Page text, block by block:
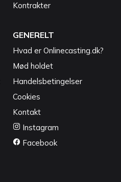
Kontrakter
GENERELT
Hvad er Onlinecasting.dk?
Mød holdet
Handelsbetingelser
Cookies
Kontakt
Instagram
Facebook